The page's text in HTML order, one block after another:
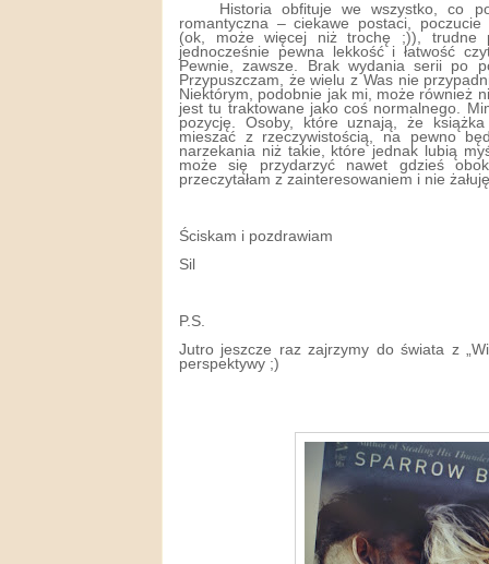
Historia obfituje we wszystko, co
romantyczna – ciekawe postaci,
(ok, może więcej niż trochę ;)), trudne
jednocześnie pewna lekkość i łatwość
Pewnie, zawsze. Brak wydania serii po
Przypuszczam, że wielu z Was nie
Niektórym, podobnie jak mi, może również
jest tu traktowane jako coś normalnego.
pozycję. Osoby, które uznają, że
mieszać z rzeczywistością, na pewno
narzekania niż takie, które jednak lubią
może się przydarzyć nawet gdzieś
przeczytałam z zainteresowaniem i nie
Ściskam i pozdrawiam
Sil
P.S.
Jutro jeszcze raz zajrzymy do świata z
perspektywy ;)